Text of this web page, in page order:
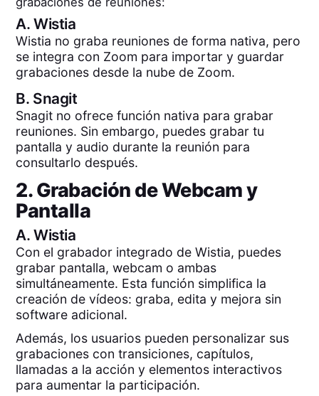
A.Wistia
Wistia no graba reuniones de forma nativa, pero
se integra con Zoom para importar y guardar
grabaciones desde la nube de Zoom.
B. Snagit
Snagit no ofrece función nativa para grabar
reuniones. Sin embargo, puedes grabar tu
pantalla y audio durante la reunión para
consultarlo después.
2. Grabación de Webcam y
Pantalla
A.Wistia
Con el grabador integrado de Wistia, puedes
grabar pantalla, webcam o ambas
simultáneamente. Esta función simplifica la
creación de vídeos: graba, edita y mejora sin
software adicional.
Además, los usuarios pueden personalizar sus
grabaciones con transiciones, capítulos,
llamadas a la acción y elementos interactivos
para aumentar la participación.